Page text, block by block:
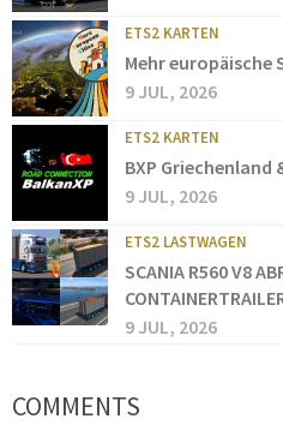
ETS2 KARTEN
Mehr europäische
9 JUL, 2026
ETS2 KARTEN
BXP Griechenland
9 JUL, 2026
ETS2 LASTWAGEN
SCANIA R560 V8
9 JUL, 2026
COMMENTS